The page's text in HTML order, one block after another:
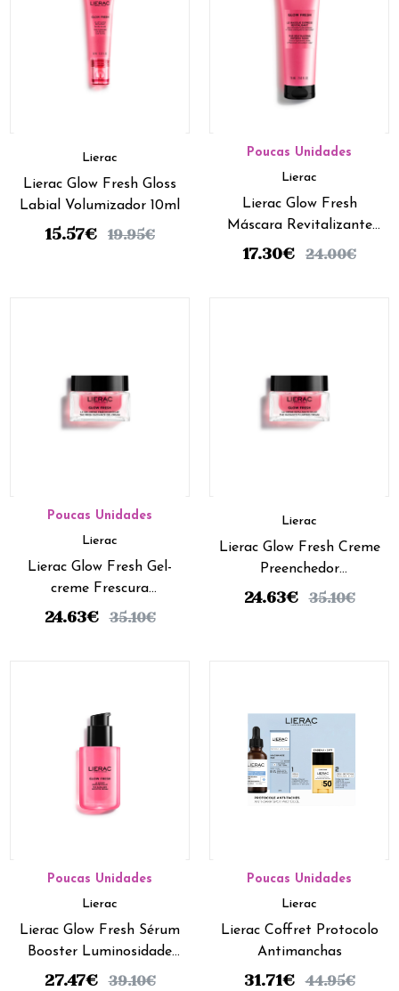
Lierac
Lierac Glow Fresh Gloss
Labial Volumizador 10ml
15.57€ 19.95€
Poucas Unidades
Lierac
Lierac Glow Fresh
Máscara Revitalizante
Express 75ml
17.30€ 24.00€
Poucas Unidades
Lierac
Lierac Glow Fresh Gel-
creme Frescura
Luminosidade 50 mL
24.63€ 35.10€
Lierac
Lierac Glow Fresh Creme
Preenchedor
Luminosidade 50 ml
24.63€ 35.10€
Poucas Unidades
Lierac
Lierac Glow Fresh Sérum
Booster Luminosidade
30ml
27.47€ 39.10€
Poucas Unidades
Lierac
Lierac Coffret Protocolo
Antimanchas
31.71€ 44.95€